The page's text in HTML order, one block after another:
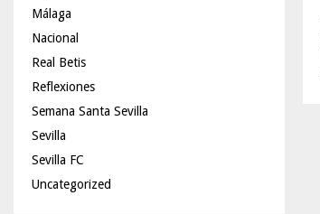
Málaga
Nacional
Real Betis
Reflexiones
Semana Santa Sevilla
Sevilla
Sevilla FC
Uncategorized